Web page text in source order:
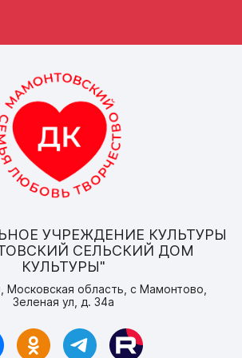
УЧРЕЖДЕНИЕ КУЛЬТУРЫ
СЕЛЬСКИЙ ДОМ
КУЛЬТУРЫ"
Московская область, с Мамонтово,
Зеленая ул, д. 34а